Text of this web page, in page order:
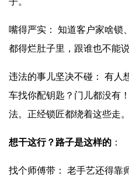
嘴得严实： 知道客户家啥锁
都得烂肚子里，跟谁也不能说
违法的事儿坚决不碰： 有人
车找你配钥匙？门儿都没有
法。正经锁匠都绕着这些走。
想干这行？路子是这样的 ：
找个师傅带： 老手艺还得靠